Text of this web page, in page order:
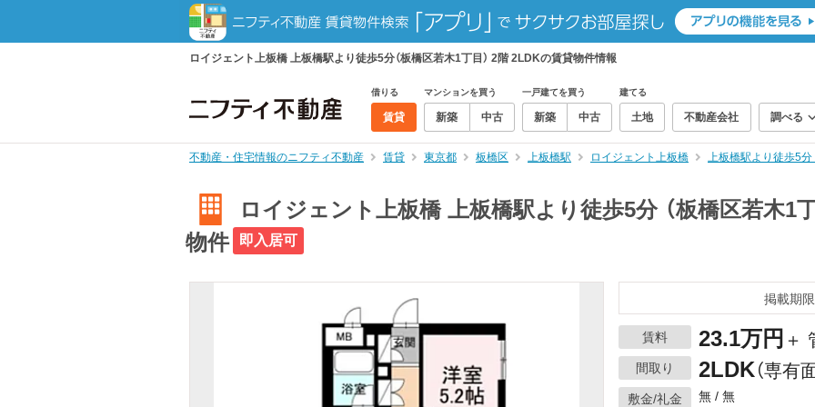
ロイジェント上板橋 上板橋駅より徒歩5分（板橋区若木1丁目） 2階 2LDKの賃貸物件情報
借りる
賃貸
マンションを買う
新築 中古
一戸建てを買う
新築 中古
建てる
土地 不動産会社 調べる
不動産・住宅情報のニフティ不動産 賃貸 東京都 板橋区 上板橋駅 ロイジェント上板橋 上板橋駅より徒歩5
ロイジェント上板橋 上板橋駅より徒歩5分 （板橋区若木1
物件
即入居可
掲載期
賃料 23.1万円 ＋
間取り 2LDK（専有
敷金/礼金 無 / 無